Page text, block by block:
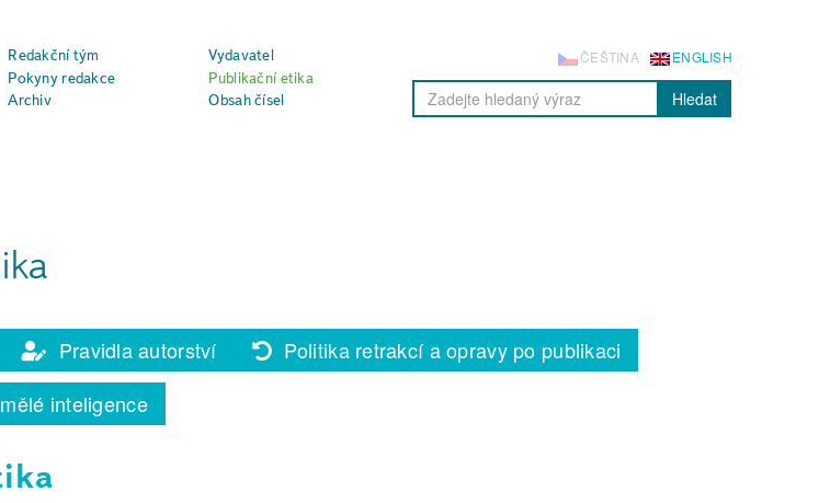
Redakční tým
Vydavatel
Pokyny redakce
Publikační etika
Archiv
Obsah čísel
ENGLISH
ČEŠTINA
Hledat
Pravidla autorství
Politika retrakcí a opravy po publikaci
inteligence